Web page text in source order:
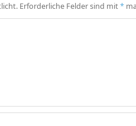
Erforderliche Felder sind mit*